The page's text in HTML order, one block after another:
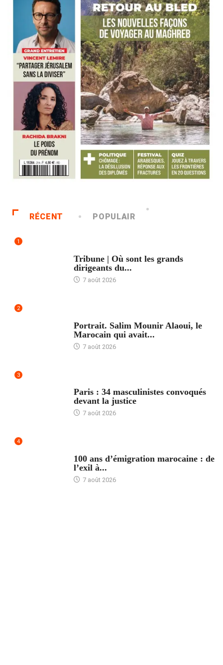
RÉCENT POPULAIR
1
Tribune | Où sont les grands
dirigeants du...
7 août 2026
2
Portrait. Salim Mounir Alaoui, le
Marocain qui avait...
7 août 2026
3
Paris : 34 masculinistes convoqués
devant la justice
7 août 2026
4
100 ans d’émigration marocaine : de
l’exil à...
7 août 2026